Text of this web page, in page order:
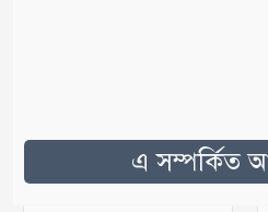
এ সম্পর্কিত